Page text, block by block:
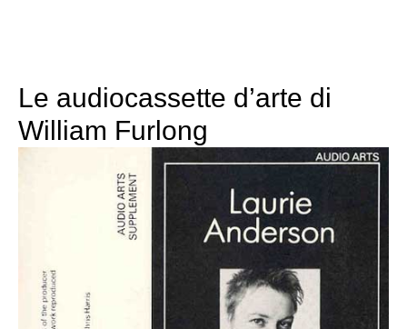
Le audiocassette d’arte di
William Furlong